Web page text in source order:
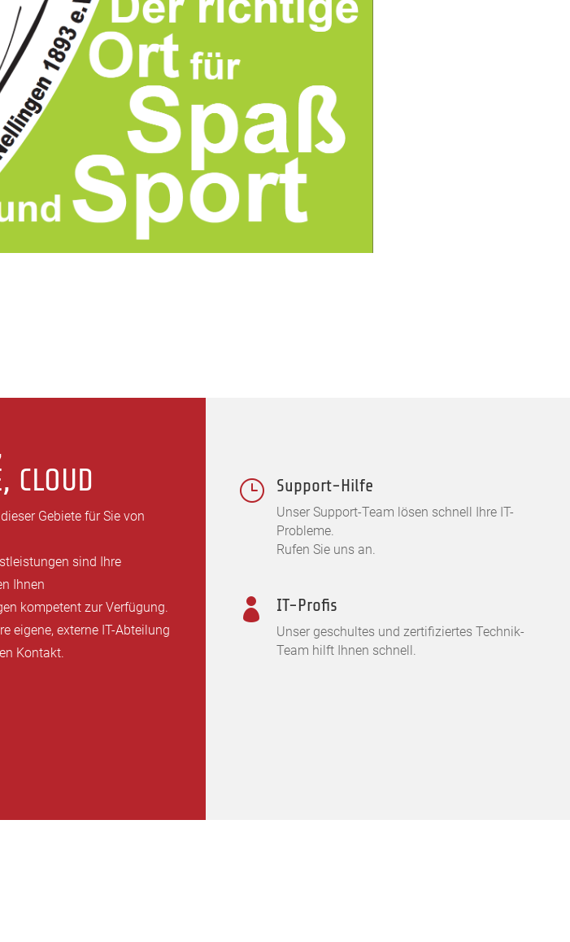
CLOUD
Gebiete für Sie von
sind Ihre
Ihnen
kompetent zur Verfügung.
eigene, externe IT-Abteilung
Kontakt.
} Support-Hilfe
Unser Support-Team lösen schnell Ihre IT-
Probleme.
Rufen Sie uns an.
 IT-Profis
Unser geschultes und zertifiziertes Technik-
Team hilft Ihnen schnell.